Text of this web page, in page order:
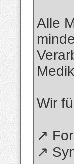
Alle
Wir
↗️
↗️